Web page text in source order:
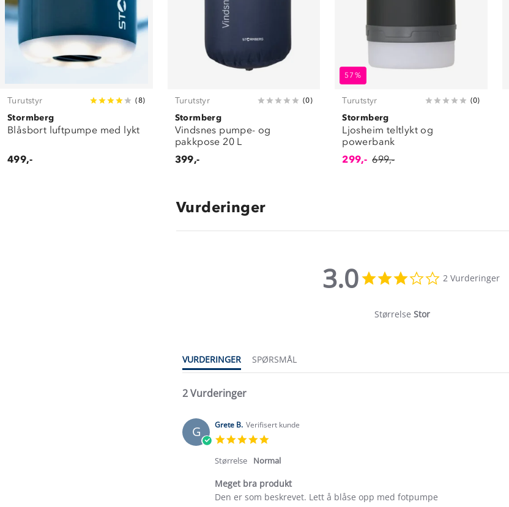
Turutstyr (8)
Stormberg
Blåsbort luftpumpe med lykt
499,-
Turutstyr (0)
Stormberg
Vindsnes pumpe- og
pakkpose 20 L
399,-
57%
Turutstyr (0)
Stormberg
Ljosheim teltlykt og
powerbank
299,- 699,-
Vurderinger
3.0
star
2 Vurderinger
Størrelse Stor
VURDERINGER
SPØRSMÅL
2 Vurderinger
G Grete B. Verifisert kunde
rating
Størrelse Normal
Meget bra produkt
Review
review
Den er som beskrevet. Lett å blåse opp med fotpumpe